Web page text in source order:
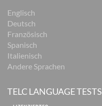
Englisch
Deutsch
Französisch
Spanisch
Italienisch
Andere Sprachen
TELC LANGUAGE TESTS